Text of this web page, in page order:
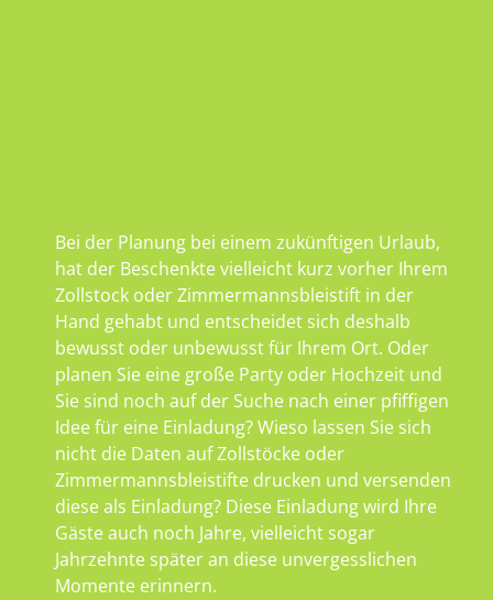
Bei der Planung bei einem zukünftigen Urlaub,
hat der Beschenkte vielleicht kurz vorher Ihrem
Zollstock oder Zimmermannsbleistift in der
Hand gehabt und entscheidet sich deshalb
bewusst oder unbewusst für Ihrem Ort. Oder
planen Sie eine große Party oder Hochzeit und
Sie sind noch auf der Suche nach einer pfiffigen
Idee für eine Einladung? Wieso lassen Sie sich
nicht die Daten auf Zollstöcke oder
Zimmermannsbleistifte drucken und versenden
diese als Einladung? Diese Einladung wird Ihre
Gäste auch noch Jahre, vielleicht sogar
Jahrzehnte später an diese unvergesslichen
Momente erinnern.